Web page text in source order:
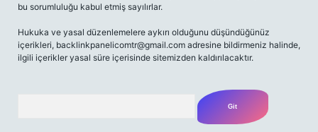
bu sorumluluğu kabul etmiş sayılırlar.
Hukuka ve yasal düzenlemelere aykırı olduğunu düşündüğünüz
içerikleri, backlinkpanelicomtr@gmail.com adresine bildirmeniz halinde,
ilgili içerikler yasal süre içerisinde sitemizden kaldırılacaktır.